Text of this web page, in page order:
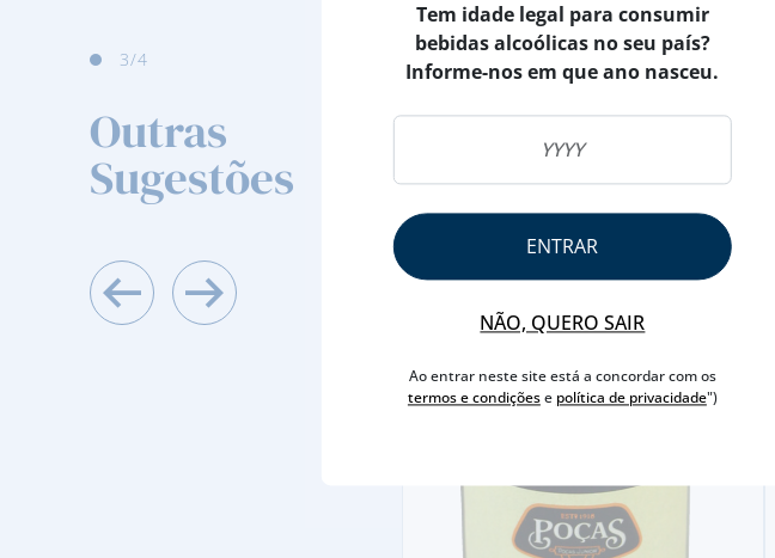
3/4
Outras
Sugestões
Tem idade legal para consumir
bebidas alcoólicas no seu país?
Informe-nos em que ano nasceu.
ENTRAR
NÃO, QUERO SAIR
Ao entrar neste site está a concordar com os
termos e condiçõese política de privacidade")